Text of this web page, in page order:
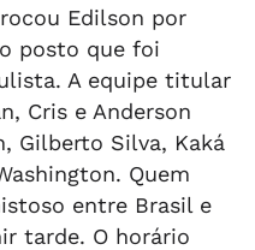
Edilson por
posto que foi
A equipe titular
Cris e Anderson
Gilberto Silva, Kaká
Quem
entre Brasil e
tarde. O horário